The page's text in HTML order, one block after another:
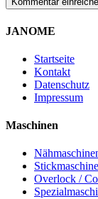
JANOME
Startseite
Kontakt
Datenschutz
Impressum
Maschinen
Overlock /